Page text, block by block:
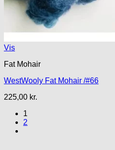
Vis
Fat Mohair
WestWooly Fat Mohair /#66
225,00 kr.
1
2